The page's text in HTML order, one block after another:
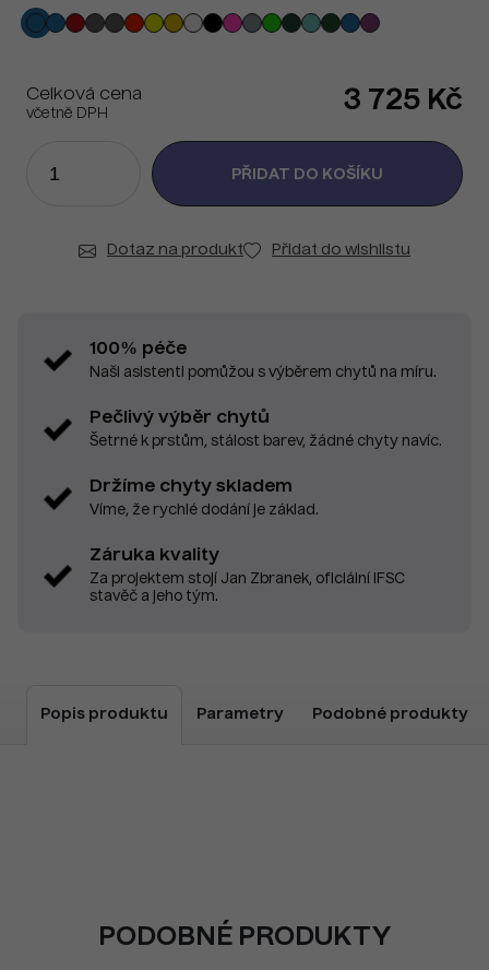
Celková cena
včetně DPH 3 725 Kč
Dotaz na produkt Přidat do wishlistu
100% péče
Naši asistenti pomůžou s výběrem chytů na míru.
Pečlivý výběr chytů
Šetrné k prstům, stálost barev, žádné chyty navíc.
Držíme chyty skladem
Víme, že rychlé dodání je základ.
Záruka kvality
Za projektem stojí Jan Zbranek, oficiální IFSC
stavěč a jeho tým.
Popis produktu Parametry Podobné produkty
PODOBNÉ PRODUKTY